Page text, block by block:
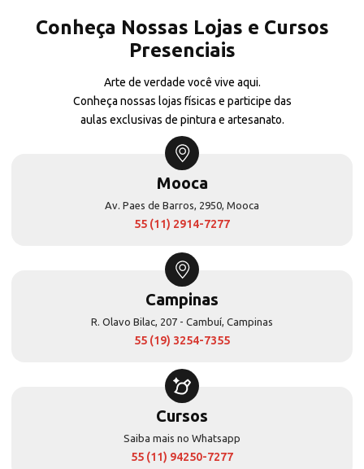
Conheça Nossas Lojas e Cursos
Presenciais
Arte de verdade você vive aqui.
Conheça nossas lojas físicas e participe das
aulas exclusivas de pintura e artesanato.
Mooca
Av. Paes de Barros, 2950, Mooca
55 (11) 2914-7277
Campinas
R. Olavo Bilac, 207 - Cambuí, Campinas
55 (19) 3254-7355
Cursos
Saiba mais no Whatsapp
55 (11) 94250-7277